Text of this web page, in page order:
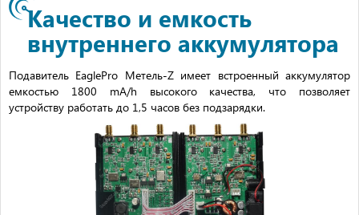
Качество и емкость
внутреннего аккумулятора
Подавитель EaglePro Метель-Z имеет встроенный аккумулятор
емкостью 1800 mA/h высокого качества, что позволяет
устройству работать до 1,5 часов без подзарядки.